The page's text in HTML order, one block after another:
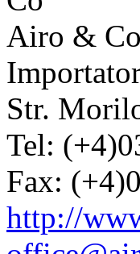
Airo & Co
Str.
Tel:
Fax:
http://